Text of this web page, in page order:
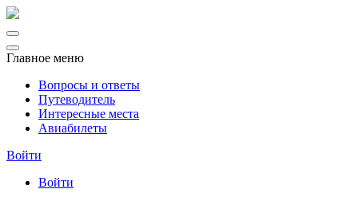
Главное меню
Вопросы и ответы
Путеводитель
Интересные места
Авиабилеты
Войти
Войти